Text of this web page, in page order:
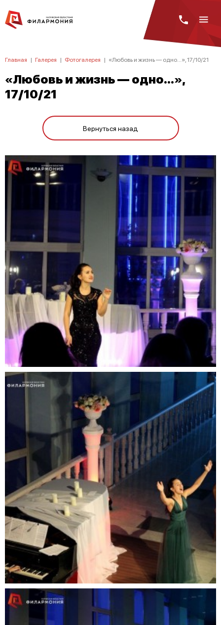
Главная | Галерея | Фотогалерея | «Любовь и жизнь — одно...», 17/10/21
«Любовь и жизнь — одно...»,
17/10/21
Вернуться назад